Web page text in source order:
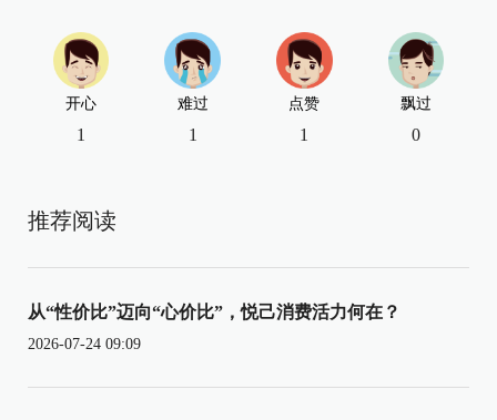
开心
1
难过
1
点赞
1
飘过
0
推荐阅读
从“性价比”迈向“心价比”，悦己消费活力何在？
2026-07-24 09:09